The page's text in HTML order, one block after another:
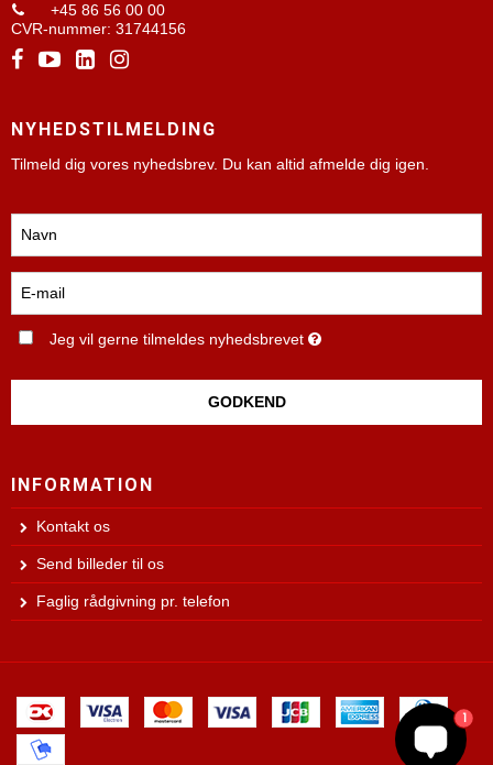
+45 86 56 00 00
CVR-nummer: 31744156
NYHEDSTILMELDING
Tilmeld dig vores nyhedsbrev. Du kan altid afmelde dig igen.
Jeg vil gerne tilmeldes nyhedsbrevet
GODKEND
INFORMATION
Kontakt os
Send billeder til os
Faglig rådgivning pr. telefon
1